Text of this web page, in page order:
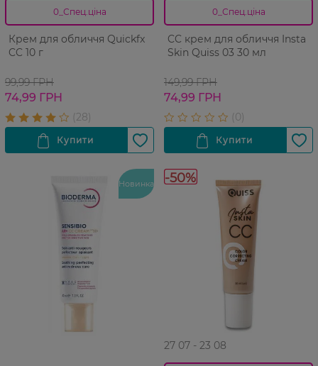
0_Спец.ціна
Крем для обличчя Quickfx
CC 10 г
99,99 ГРН
74,99 ГРН
0_Спец.ціна
CC крем для обличчя Insta
Skin Quiss 03 30 мл
149,99 ГРН
74,99 ГРН
Новинка -50%
27 07 - 23 08